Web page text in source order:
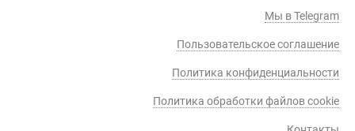
Мы в Telegram
Пользовательское соглашение
Политика конфиденциальности
Политика обработки файлов cookie